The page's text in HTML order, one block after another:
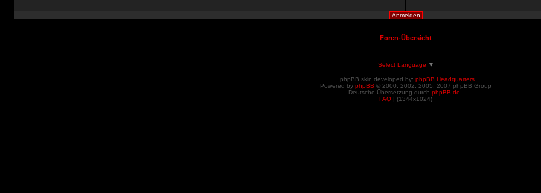
Foren-Übersicht
Select Language ▼
phpBB skin developed by: phpBB Headquarters
Powered by phpBB © 2000, 2002, 2005, 2007 phpBB Group
Deutsche Übersetzung durch phpBB.de
FAQ | (1344x1024)